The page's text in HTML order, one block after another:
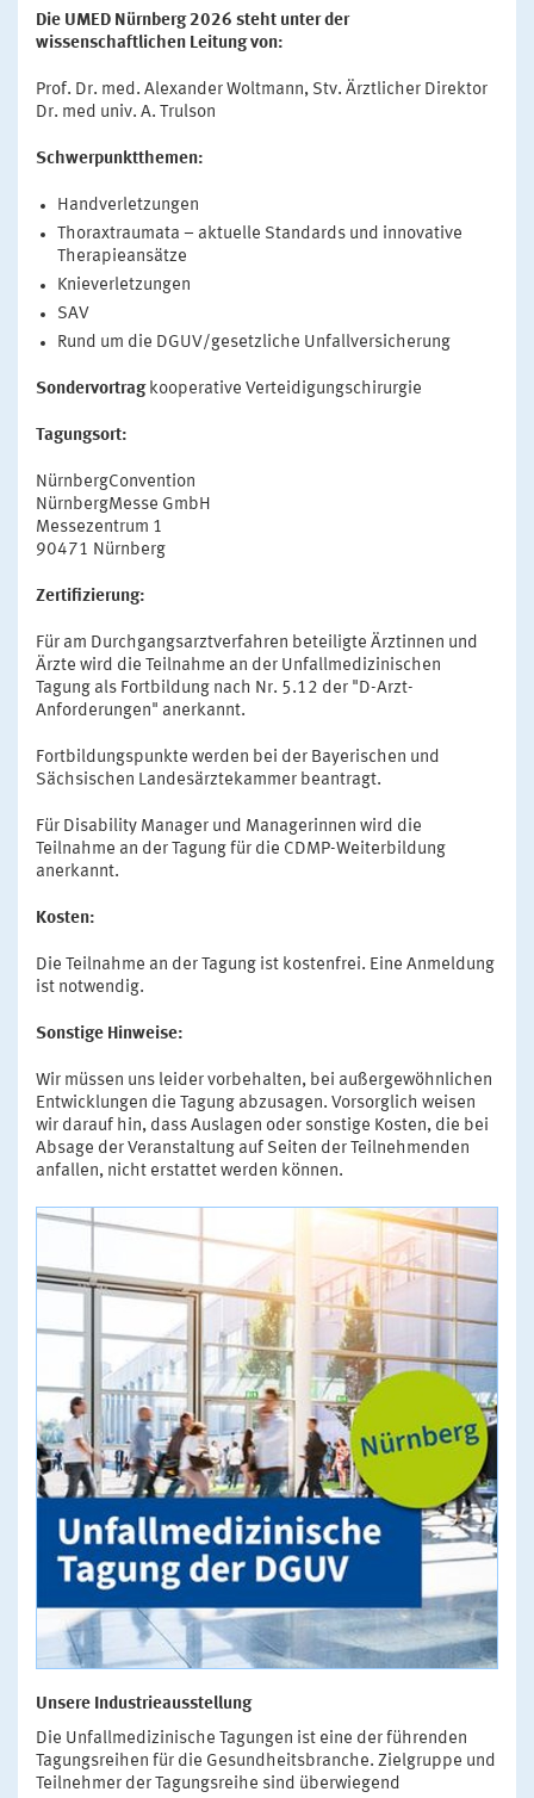
Die UMED Nürnberg 2026 steht unter der
wissenschaftlichen Leitung von:
Prof. Dr. med. Alexander Woltmann, Stv. Ärztlicher Direktor
Dr. med univ. A. Trulson
Schwerpunktthemen:
Handverletzungen
Thoraxtraumata – aktuelle Standards und innovative
Therapieansätze
Knieverletzungen
SAV
Rund um die DGUV/gesetzliche Unfallversicherung
Sondervortragkooperative Verteidigungschirurgie
Tagungsort:
NürnbergConvention
NürnbergMesse GmbH
Messezentrum 1
90471 Nürnberg
Zertifizierung:
Für am Durchgangsarztverfahren beteiligte Ärztinnen und
Ärzte wird die Teilnahme an der Unfallmedizinischen
Tagung als Fortbildung nach Nr. 5.12 der "D-Arzt-
Anforderungen" anerkannt.
Fortbildungspunkte werden bei der Bayerischen und
Sächsischen Landesärztekammer beantragt.
Für Disability Manager und Managerinnen wird die
Teilnahme an der Tagung für die CDMP-Weiterbildung
anerkannt.
Kosten:
Die Teilnahme an der Tagung ist kostenfrei. Eine Anmeldung
ist notwendig.
Sonstige Hinweise:
Wir müssen uns leider vorbehalten, bei außergewöhnlichen
Entwicklungen die Tagung abzusagen. Vorsorglich weisen
wir darauf hin, dass Auslagen oder sonstige Kosten, die bei
Absage der Veranstaltung auf Seiten der Teilnehmenden
anfallen, nicht erstattet werden können.
Unsere Industrieausstellung
Die Unfallmedizinische Tagungen ist eine der führenden
Tagungsreihen für die Gesundheitsbranche. Zielgruppe und
Teilnehmer der Tagungsreihe sind überwiegend